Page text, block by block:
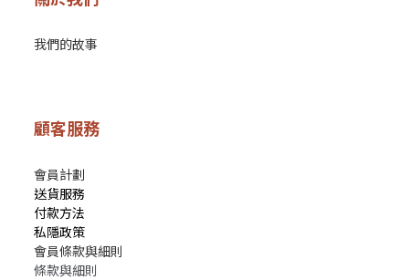
我們的故事
顧客服務
會員計劃
送貨服務
付款方法
私隱政策
會員條款與細則
條款與細則